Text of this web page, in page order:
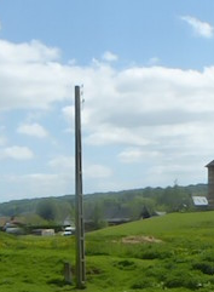
DE VIGNETTES]